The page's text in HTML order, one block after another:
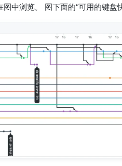
中浏览。 图下面的“可用的键盘